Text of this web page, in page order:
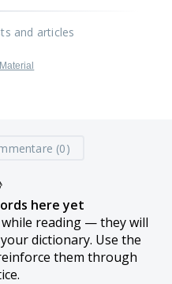
and articles
(0)
here yet
reading — they will
dictionary. Use the
them through